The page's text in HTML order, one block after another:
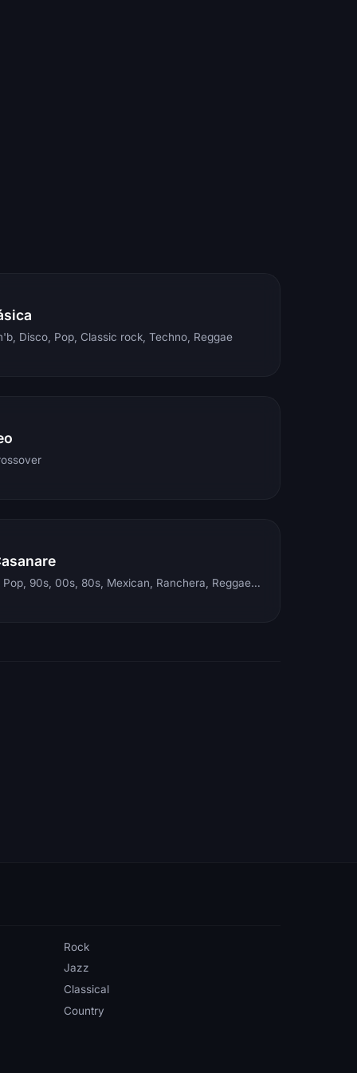
Disco, Pop, Classic rock, Techno, Reggae
Electronic, Rock, Pop, 90s, 00s, 80s, Mexican, Ranchera, Reggaeton, Instrumental, Salsa, Merengue, Tropical, Romantic, Vallenato, Llanera
Rock
Jazz
Classical
Country